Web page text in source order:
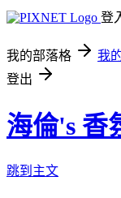
登
我的部落格 我
登出
海倫's 香
跳到主文